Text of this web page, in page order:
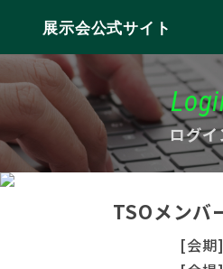
展示会公式サイト
ログイ
TSOメンバ
[会期]